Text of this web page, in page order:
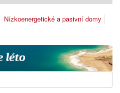
Nízkoenergetické a pasivní domy